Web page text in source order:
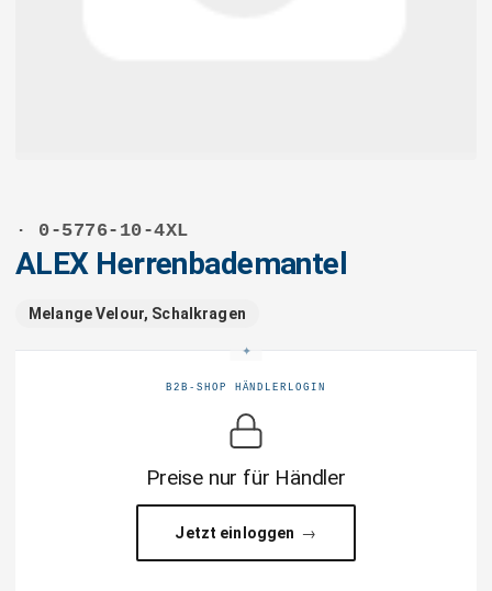
· 0-5776-10-4XL
ALEX Herrenbademantel
Melange Velour, Schalkragen
B2B-SHOP HÄNDLERLOGIN
Preise nur für Händler
Jetzt einloggen